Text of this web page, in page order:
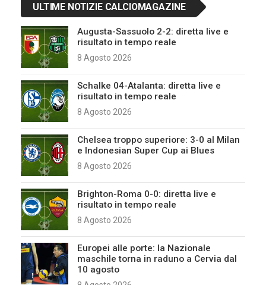
ULTIME NOTIZIE CALCIOMAGAZINE
Augusta-Sassuolo 2-2: diretta live e
risultato in tempo reale
8 Agosto 2026
Schalke 04-Atalanta: diretta live e
risultato in tempo reale
8 Agosto 2026
Chelsea troppo superiore: 3-0 al Milan
e Indonesian Super Cup ai Blues
8 Agosto 2026
Brighton-Roma 0-0: diretta live e
risultato in tempo reale
8 Agosto 2026
Europei alle porte: la Nazionale
maschile torna in raduno a Cervia dal
10 agosto